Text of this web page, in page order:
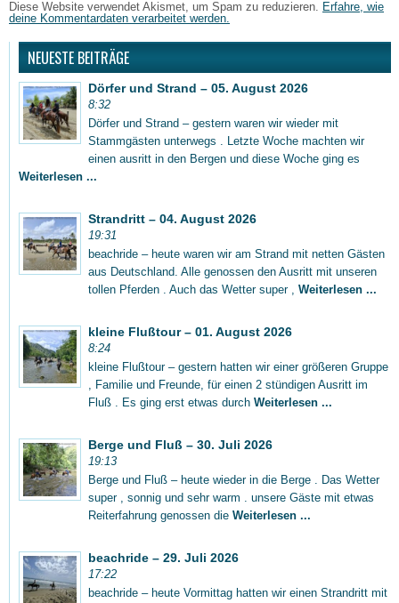
Diese Website verwendet Akismet, um Spam zu reduzieren. Erfahre, wie
deine Kommentardaten verarbeitet werden.
NEUESTE BEITRÄGE
Dörfer und Strand – 05. August 2026
8:32
Dörfer und Strand – gestern waren wir wieder mit
Stammgästen unterwegs . Letzte Woche machten wir
einen ausritt in den Bergen und diese Woche ging es
Weiterlesen ...
Strandritt – 04. August 2026
19:31
beachride – heute waren wir am Strand mit netten Gästen
aus Deutschland. Alle genossen den Ausritt mit unseren
tollen Pferden . Auch das Wetter super , Weiterlesen ...
kleine Flußtour – 01. August 2026
8:24
kleine Flußtour – gestern hatten wir einer größeren Gruppe
, Familie und Freunde, für einen 2 stündigen Ausritt im
Fluß . Es ging erst etwas durch Weiterlesen ...
Berge und Fluß – 30. Juli 2026
19:13
Berge und Fluß – heute wieder in die Berge . Das Wetter
super , sonnig und sehr warm . unsere Gäste mit etwas
Reiterfahrung genossen die Weiterlesen ...
beachride – 29. Juli 2026
17:22
beachride – heute Vormittag hatten wir einen Strandritt mit